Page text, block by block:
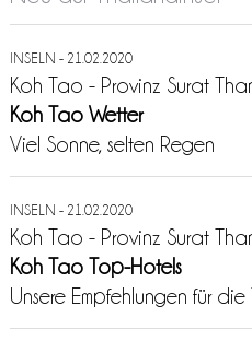
INSELN - 21.02.2020
Koh Tao - Provinz Surat
Koh Tao Wetter
Viel Sonne, selten Regen
INSELN - 21.02.2020
Koh Tao - Provinz Surat
Koh Tao Top-Hotels
Unsere Empfehlungen für die